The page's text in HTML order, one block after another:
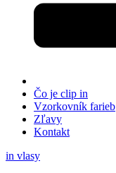
Čo je clip in
Vzorkovník farieb
Zľavy
Kontakt
in vlasy